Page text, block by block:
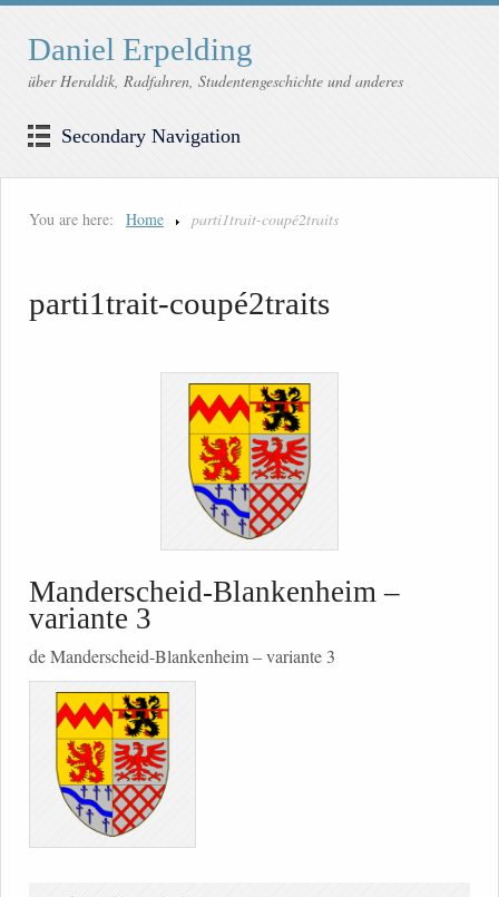
Daniel Erpelding
über Heraldik, Radfahren, Studentengeschichte und anderes
Secondary Navigation
You are here: Home parti1trait-coupé2traits
parti1trait-coupé2traits
Manderscheid-Blankenheim –
variante 3
de Manderscheid-Blankenheim – variante 3